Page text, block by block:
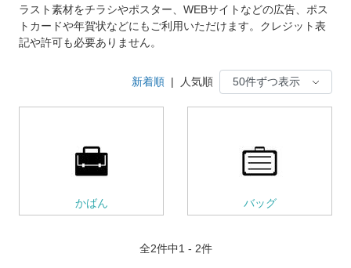
ラスト素材をチラシやポスター、WEBサイトなどの広告、ポス
トカードや年賀状などにもご利用いただけます。クレジット表
記や許可も必要ありません。
新着順 | 人気順
かばん バッグ
全2件中1 - 2件